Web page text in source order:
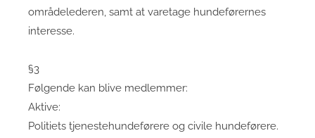
områdelederen, samt at varetage hundeførernes
interesse.
§3
Følgende kan blive medlemmer:
Aktive:
Politiets tjenestehundeførere og civile hundeførere.